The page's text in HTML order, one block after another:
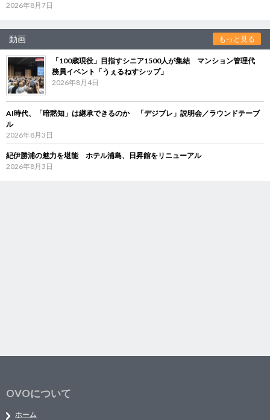
2026年8月7日
動画 もっと見る
「100歳現役」目指すシニア1500人が集結 マンション管理代
務員イベント「うぇるねすシップ」
2026年8月4日
AI時代、「暗黙知」は継承できるのか 「デジブレ」説明会／ラウンドテーブ
ル
2026年8月3日
紀伊勝浦の魅力を堪能 ホテル浦島、日昇館をリニューアル
2026年8月3日
OVOについて
ホーム